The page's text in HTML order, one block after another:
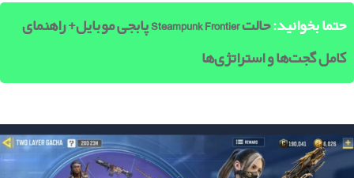
حتما بخوانید:
حالت Steampunk Frontier پابجی موبایل+ راهنمای
کامل گجت‌ها و استراتژی‌ها